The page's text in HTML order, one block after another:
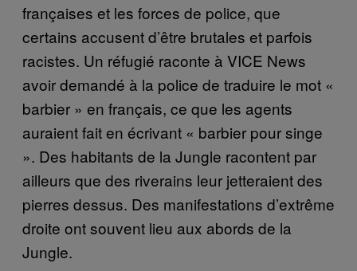
françaises et les forces de police, que
certains accusent d’être brutales et parfois
racistes. Un réfugié raconte à VICE News
avoir demandé à la police de traduire le mot «
barbier » en français, ce que les agents
auraient fait en écrivant « barbier pour singe
». Des habitants de la Jungle racontent par
ailleurs que des riverains leur jetteraient des
pierres dessus. Des manifestations d’extrême
droite ont souvent lieu aux abords de la
Jungle.